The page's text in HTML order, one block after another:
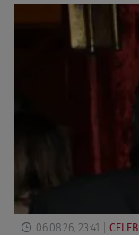
06.08.26, 23:41